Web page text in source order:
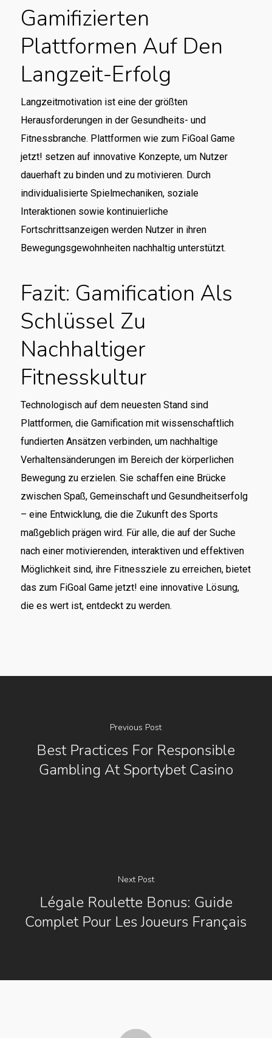
Gamifizierten
Plattformen Auf Den
Langzeit-Erfolg
Langzeitmotivation ist eine der größten
Herausforderungen in der Gesundheits- und
Fitnessbranche. Plattformen wie zum FiGoal Game
jetzt! setzen auf innovative Konzepte, um Nutzer
dauerhaft zu binden und zu motivieren. Durch
individualisierte Spielmechaniken, soziale
Interaktionen sowie kontinuierliche
Fortschrittsanzeigen werden Nutzer in ihren
Bewegungsgewohnheiten nachhaltig unterstützt.
Fazit: Gamification Als
Schlüssel Zu
Nachhaltiger
Fitnesskultur
Technologisch auf dem neuesten Stand sind
Plattformen, die Gamification mit wissenschaftlich
fundierten Ansätzen verbinden, um nachhaltige
Verhaltensänderungen im Bereich der körperlichen
Bewegung zu erzielen. Sie schaffen eine Brücke
zwischen Spaß, Gemeinschaft und Gesundheitserfolg
– eine Entwicklung, die die Zukunft des Sports
maßgeblich prägen wird. Für alle, die auf der Suche
nach einer motivierenden, interaktiven und effektiven
Möglichkeit sind, ihre Fitnessziele zu erreichen, bietet
das zum FiGoal Game jetzt! eine innovative Lösung,
die es wert ist, entdeckt zu werden.
Previous Post
Best Practices For Responsible
Gambling At Sportybet Casino
Next Post
Légale Roulette Bonus: Guide
Complet Pour Les Joueurs Français